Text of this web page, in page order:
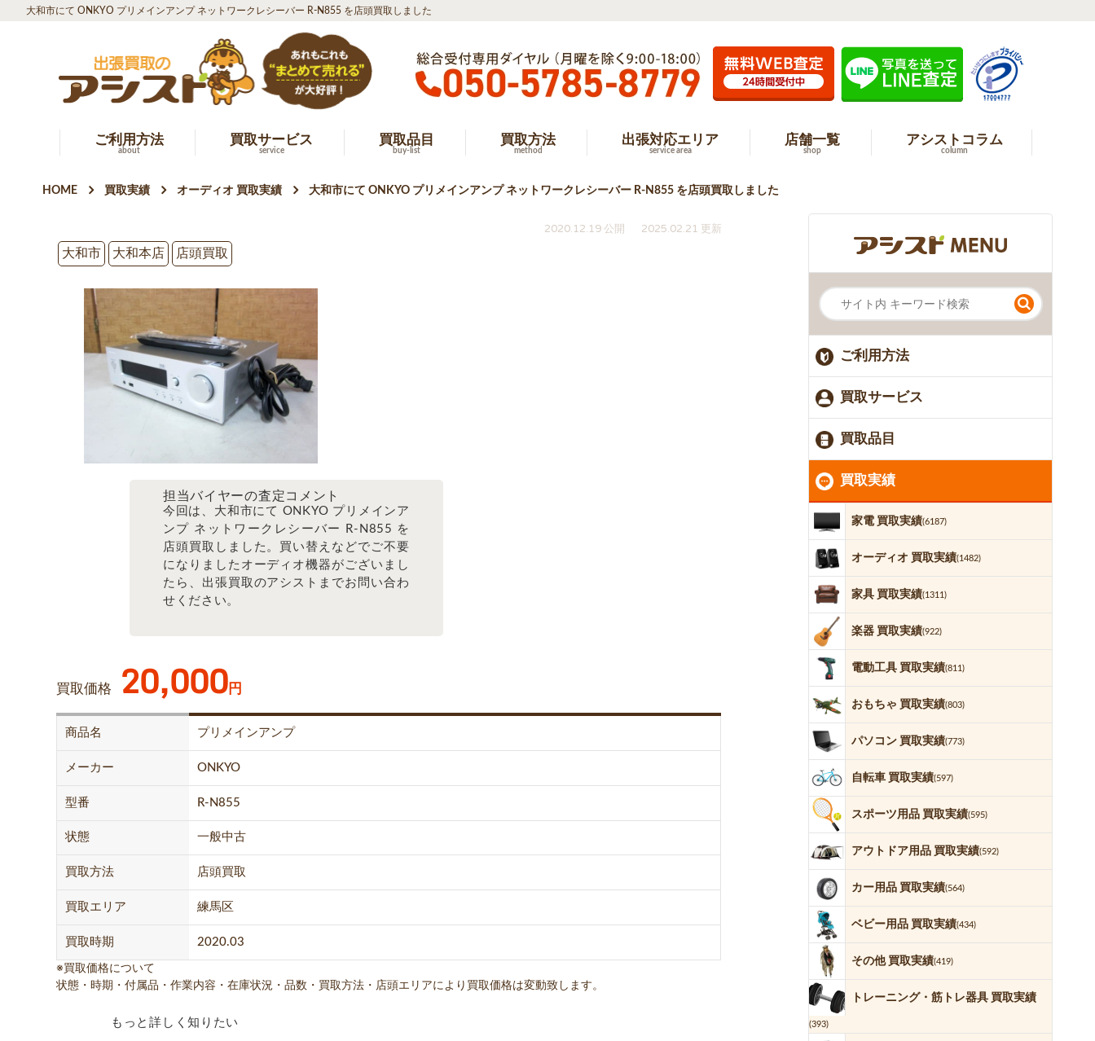
大和市にて ONKYO プリメインアンプ ネットワークレシーバー R-N855 を店頭買取しました
ご利用方法
about
買取サービス
service
買取品目
buy-list
買取方法
method
出張対応エリア
service area
店舗一覧
shop
アシストコラム
column
HOME 買取実績 オーディオ 買取実績 大和市にて ONKYO プリメインアンプ ネットワークレシーバー R-N855 を店頭買取しました
2020.12.19 公開
2025.02.21 更新
大和市
大和本店 店頭買取
担当バイヤーの査定コメント
今回は、大和市にて ONKYO プリメインア
ンプ ネットワークレシーバー R-N855 を
店頭買取しました。買い替えなどでご不要
になりましたオーディオ機器がございまし
たら、出張買取のアシストまでお問い合わ
せください。
買取価格 20,000円
商品名 プリメインアンプ
メーカー ONKYO
型番 R-N855
状態 一般中古
買取方法 店頭買取
買取エリア 練馬区
買取時期 2020.03
※買取価格について
状態・時期・付属品・作業内容・在庫状況・品数・買取方法・店頭エリアにより買取価格は変動致します。
もっと詳しく知りたい
ご利用方法
買取サービス
買取品目
買取実績
家電 買取実績(6187)
オーディオ 買取実績(1482)
家具 買取実績(1311)
楽器 買取実績(922)
電動工具 買取実績(811)
おもちゃ 買取実績(803)
パソコン 買取実績(773)
自転車 買取実績(597)
スポーツ用品 買取実績(595)
アウトドア用品 買取実績(592)
カー用品 買取実績(564)
ベビー用品 買取実績(434)
その他 買取実績(419)
トレーニング・筋トレ器具 買取実績
(393)